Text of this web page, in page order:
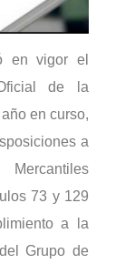
en vigor el
de la
en curso,
a
73 y 129
a la
Grupo de